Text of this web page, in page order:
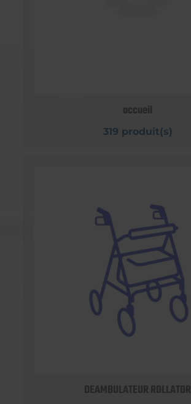
accueil
319 produit(s)
DEAMBULATEUR ROLLATOR